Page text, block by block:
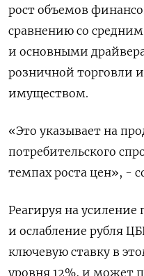
рост объемов
сравнению со
и основными
розничной торговли
имуществом.
«Это указывает на
потребительского
темпах роста цен», -
Реагируя на
и ослабление рубля
ключевую ставку в
уровня 12%, и может